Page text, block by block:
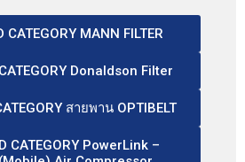
CATEGORY MANN FILTER
Donaldson Filter
สายพาน OPTIBELT
CATEGORY PowerLink –